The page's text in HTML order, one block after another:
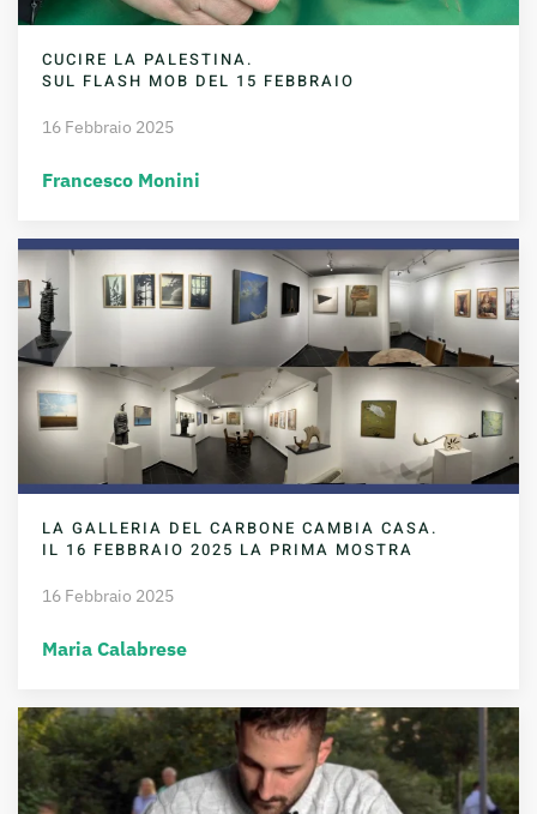
CUCIRE LA PALESTINA.
SUL FLASH MOB DEL 15 FEBBRAIO
16 Febbraio 2025
Francesco Monini
LA GALLERIA DEL CARBONE CAMBIA CASA.
IL 16 FEBBRAIO 2025 LA PRIMA MOSTRA
16 Febbraio 2025
Maria Calabrese